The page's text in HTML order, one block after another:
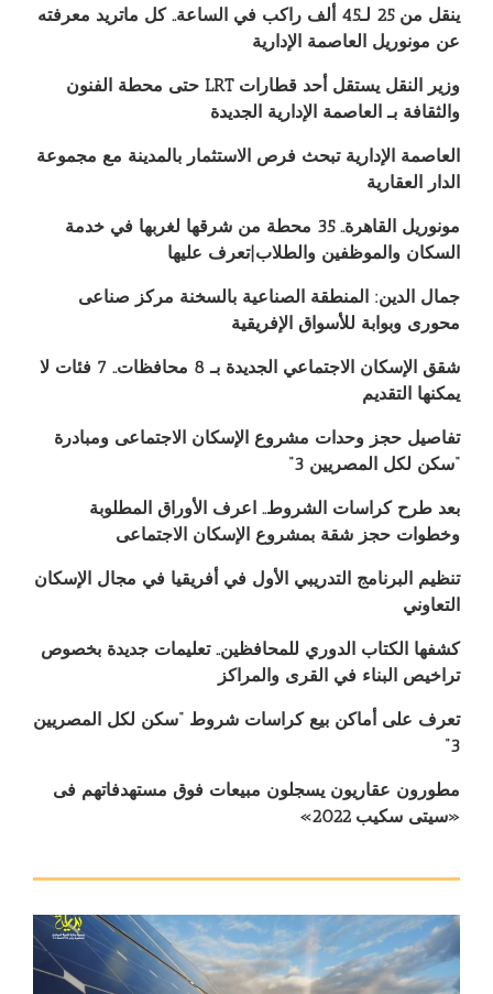
ينقل من 25 لـ45 ألف راكب في الساعة.. كل ماتريد معرفته
عن مونوريل العاصمة الإدارية
وزير النقل يستقل أحد قطارات LRT حتى محطة الفنون
والثقافة بـ العاصمة الإدارية الجديدة‎‎
العاصمة الإدارية تبحث فرص الاستثمار بالمدينة مع مجموعة
الدار العقارية
مونوريل القاهرة.. 35 محطة من شرقها لغربها في خدمة
السكان والموظفين والطلاب|تعرف عليها
جمال الدين: المنطقة الصناعية بالسخنة مركز صناعى
محورى وبوابة للأسواق الإفريقية
شقق الإسكان الاجتماعي الجديدة بـ 8 محافظات.. 7 فئات لا
يمكنها التقديم
تفاصيل حجز وحدات مشروع الإسكان الاجتماعى ومبادرة
“سكن لكل المصريين 3”
بعد طرح كراسات الشروط.. اعرف الأوراق المطلوبة
وخطوات حجز شقة بمشروع الإسكان الاجتماعى
تنظيم البرنامج التدريبي الأول في أفريقيا في مجال الإسكان
التعاوني
كشفها الكتاب الدوري للمحافظين.. تعليمات جديدة بخصوص
تراخيص البناء في القرى والمراكز
تعرف على أماكن بيع كراسات شروط “سكن لكل المصريين
3”
مطورون عقاريون يسجلون مبيعات فوق مستهدفاتهم فى
«سيتى سكيب 2022»